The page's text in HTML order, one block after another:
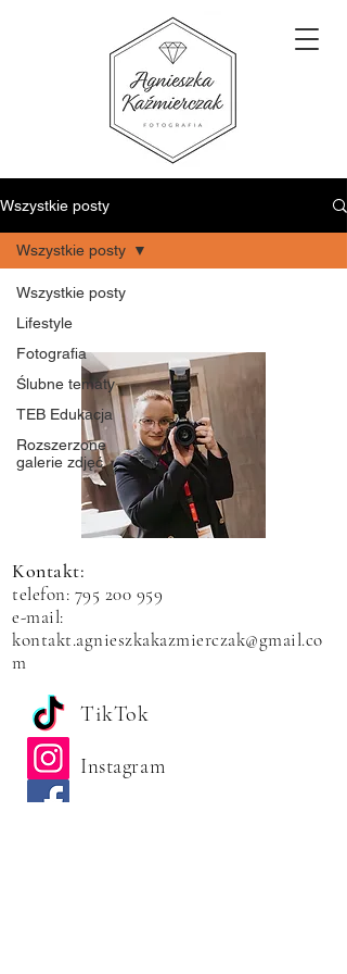
Wszystkie posty
Wszystkie posty
Lifestyle
Fotografia
Ślubne tematy
TEB Edukacja
Rozszerzone
galerie zdjęć
Wszystkie posty
Kontakt:
telefon: 795 200 959
e-mail:
kontakt.agnieszkakazmierczak@gmail.co
m
TikTok
Instagram